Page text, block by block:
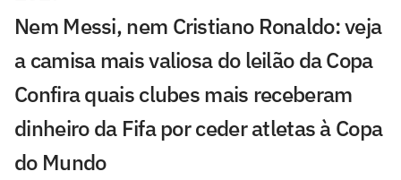
Nem Messi, nem Cristiano Ronaldo: veja
a camisa mais valiosa do leilão da Copa
Confira quais clubes mais receberam
dinheiro da Fifa por ceder atletas à Copa
do Mundo